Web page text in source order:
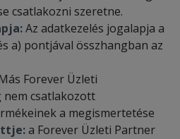
csatlakozni szeretne.
Az adatkezelés jogalapja a
a) pontjával összhangban az
Forever Üzleti
nem csatlakozott
a megismertetése
a Forever Üzleti Partner